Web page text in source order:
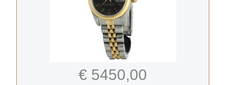
€ 5450,00